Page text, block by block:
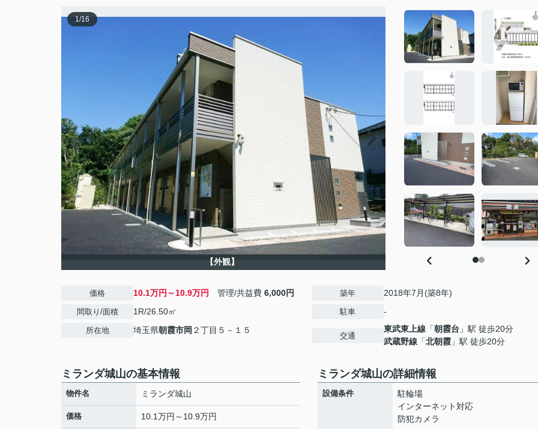
1/16
【外観】
価格 10.1万円～10.9万円 管理/共益費 6,000円
間取り/面積 1R/26.50㎡
所在地 埼玉県朝霞市岡 ２丁目５－１５
築年 2018年7月(築8年)
駐車 -
交通
東武東上線 「朝霞台 」駅 徒歩20分
武蔵野線 「北朝霞 」駅 徒歩20分
ミランダ城山の基本情報
物件名 ミランダ城山
価格 10.1万円～10.9万円
ミランダ城山の詳細情報
設備条件
駐輪場
インターネット対応
防犯カメラ